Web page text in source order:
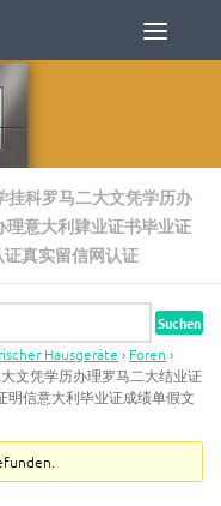
挂科罗马二大文凭学历办
意大利肄业证书毕业证
真实留信网认证
Hausgeräte › Foren ›
文凭学历办理罗马二大结业证
明信意大利毕业证成绩单假文